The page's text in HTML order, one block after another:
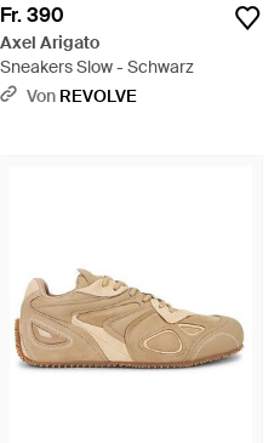
Fr. 390
Axel Arigato
Sneakers Slow - Schwarz
Von REVOLVE